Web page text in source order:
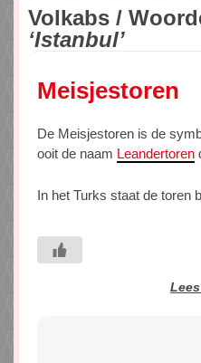
Volkabs /
‘Istanbul’
Meisjestoren
De Meisjestoren is de
ooit de naam Leandertoren
In het Turks staat de toren